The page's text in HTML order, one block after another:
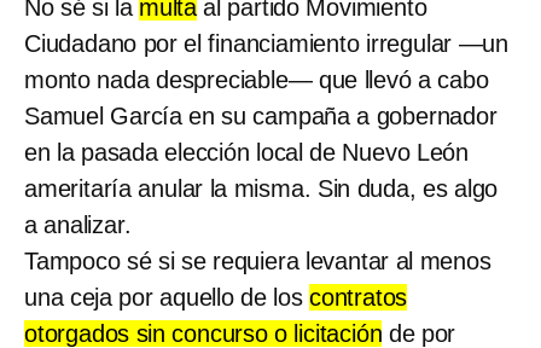
No sé si la multa al partido Movimiento
Ciudadano por el financiamiento irregular —un
monto nada despreciable— que llevó a cabo
Samuel García en su campaña a gobernador
en la pasada elección local de Nuevo León
ameritaría anular la misma. Sin duda, es algo
a analizar.
Tampoco sé si se requiera levantar al menos
una ceja por aquello de loscontratos
otorgados sin concurso o licitación de por